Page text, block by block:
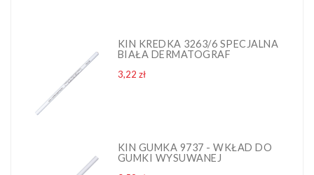
KIN KREDKA 3263/6 SPECJALNA
BIAŁA DERMATOGRAF
3,22 złCena
KIN GUMKA 9737 - WKŁAD DO
GUMKI WYSUWANEJ